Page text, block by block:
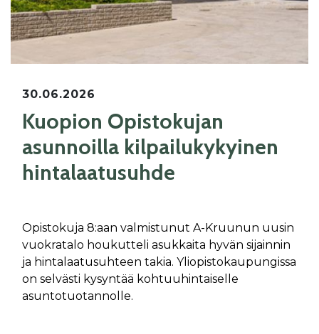
30.06.2026
Kuopion Opistokujan
asunnoilla kilpailukykyinen
hintalaatusuhde
Opistokuja 8:aan valmistunut A-Kruunun uusin
vuokratalo houkutteli asukkaita hyvän sijainnin
ja hintalaatusuhteen takia. Yliopistokaupungissa
on selvästi kysyntää kohtuuhintaiselle
asuntotuotannolle.